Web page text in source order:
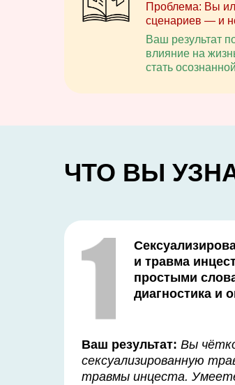
Ваш результат
влияние на
стать
Проблема: Вы
сценариев — и
ЧТО ВЫ
Ваш результат: Вы
сексуализированную
травмы инцеста.
и травма
простыми
диагностика и